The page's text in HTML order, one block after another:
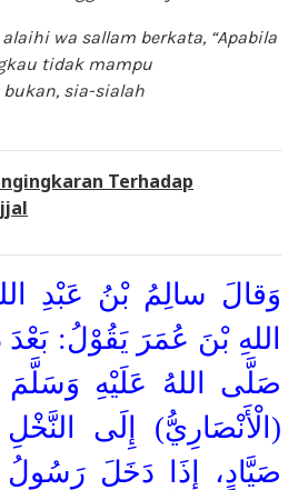
wa sallam berkata, “Apabila
tidak mampu
bukan, sia-sialah
Terhadap
وَقالَ سالِمُ بْنُ عَبْدِ
اللهِ بْنَ عُمَرَ يَقُوْلُ:
صَلَّى اللهُ عَلَيْهِ
(الْأَنْصَارِيُّ) إِلَى
صَيَّادٍ، إِذَا دَخَلَ رَسُولُ